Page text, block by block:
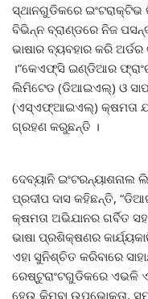
ସ୍ଥାନଗୁଡିକରେ
ବିଭିନ୍ନ ବ୍ରାଣ୍ଡରେ ନିଜ
ଭାଷାର ବ୍ୟବହାର କରି
।”କେଏଫ୍‌ସି ଇଣ୍ଡିଆର
ଲିମିଟେଡ (ଡିଆଇଏଲ୍‌) ଓ
(ଏସ୍‌ଏଫ୍‌ଆଇଏଲ୍‌) କ୍ଷମତା
ଗ୍ରହଣ କରୁଛନ୍ତି ।
ଦେବ୍ୟାନି
ପ୍ରଦୀପ ଦାସ କହିଛନ୍ତି,
କ୍ଷମତା ଅଭିଯାନର ଗର୍ବିତ
ଭାଷା ପ୍ରଶିକ୍ଷଣର
ଏହା ସୁନିଶ୍ଚିତ କରିବାରେ
ରେଷ୍ଟୁରାଂଟଗୁଡିକରେ ଏଭଳି
ହେଉ କିମ୍ବା ଉପଭୋକ୍ତା,